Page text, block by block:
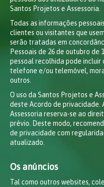
Santos Projetos e Assessoria.
Todas as informações
clientes ou visitantes que
serão tratadas em
Pessoais de 26 de outubro de
pessoal recolhida pode incluir
telefone e/ou telemóvel,
outros.
O uso da Santos Projetos e
deste Acordo de privacidade.
Assessoria reserva-se ao
prévio. Deste modo,
de privacidade com
atualizado.
Os anúncios
Tal como outros websites,